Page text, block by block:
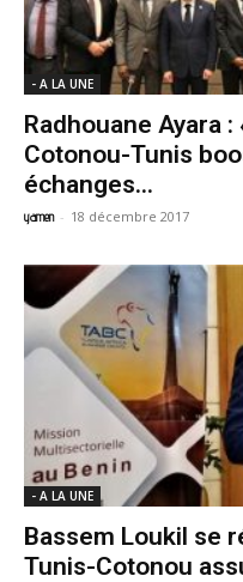
- A LA UNE
Radhouane Ayara
Cotonou-Tunis
échanges...
yamen - 18 décembre 2017
- A LA UNE
Bassem Loukil se
Tunis-Cotonou